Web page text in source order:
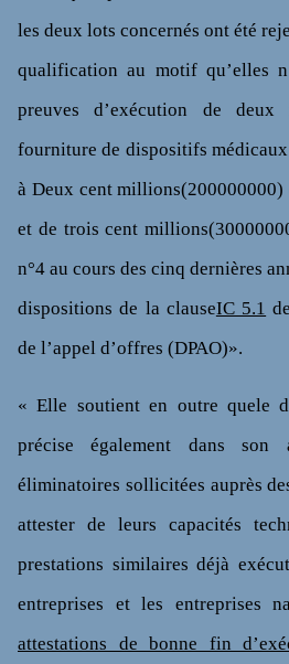
les deux lots concernés ont été
qualification au motif qu’elles
preuves d’exécution de
fourniture de dispositifs
à Deux cent millions(200000000)
et de trois cent
n°4 au cours des cinq dernières
dispositions de la clauseIC 5.1
de l’appel d’offres (DPAO)».
« Elle soutient en outre quele
précise également dans
éliminatoires sollicitées auprès
attester de leurs capacités
prestations similaires déjà
entreprises et les entreprises
attestations de bonne fin